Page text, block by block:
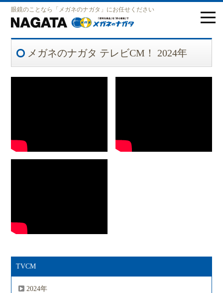
眼鏡のことなら「メガネのナガタ」にお任せください
メガネのナガタ テレビCM！ 2024年
TVCM
2024年